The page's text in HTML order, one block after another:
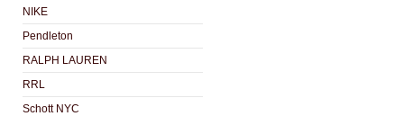
NIKE
Pendleton
RALPH LAUREN
RRL
Schott NYC